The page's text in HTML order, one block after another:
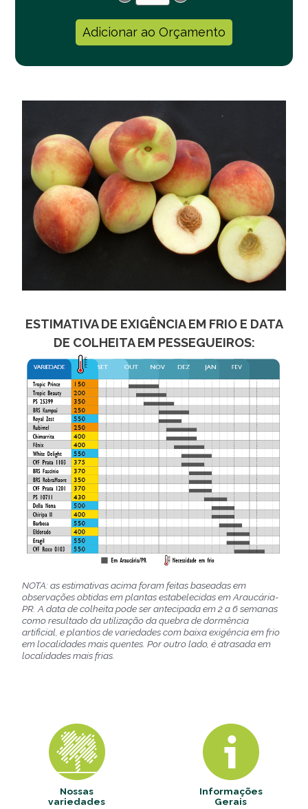
Adicionar ao Orçamento
ESTIMATIVA DE EXIGÊNCIA EM FRIO E DATA
DE COLHEITA EM PESSEGUEIROS:
NOTA: as estimativas acima foram feitas baseadas em
observações obtidas em plantas estabelecidas em Araucária-
PR. A data de colheita pode ser antecipada em 2 a 6 semanas
como resultado da utilização da quebra de dormência
artificial, e plantios de variedades com baixa exigência em frio
em localidades mais quentes. Por outro lado, é atrasada em
localidades mais frias.
Nossas
variedades
Informações
Gerais